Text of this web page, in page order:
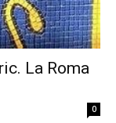
La Roma
0